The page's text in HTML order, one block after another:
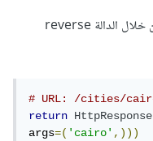
كما يمكنك تمرير معاملات إلى رابط URL من خلال الدالة reverse
# URL: /cities/
return
args=('cairo',)))